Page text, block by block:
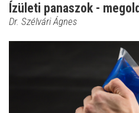
Ízületi panaszok -
Dr. Szélvári Ágnes